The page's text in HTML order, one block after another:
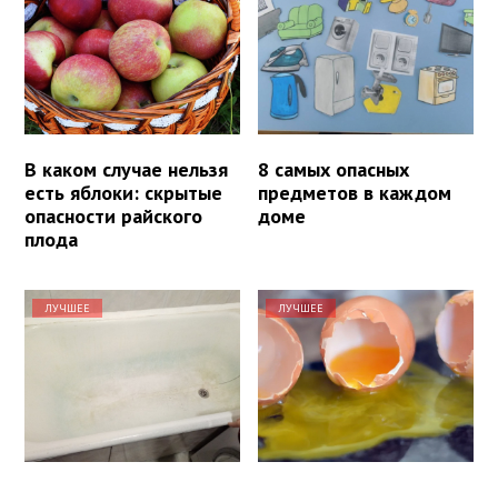
В каком случае нельзя
есть яблоки: скрытые
опасности райского
плода
8 самых опасных
предметов в каждом
доме
ЛУЧШЕЕ ЛУЧШЕЕ